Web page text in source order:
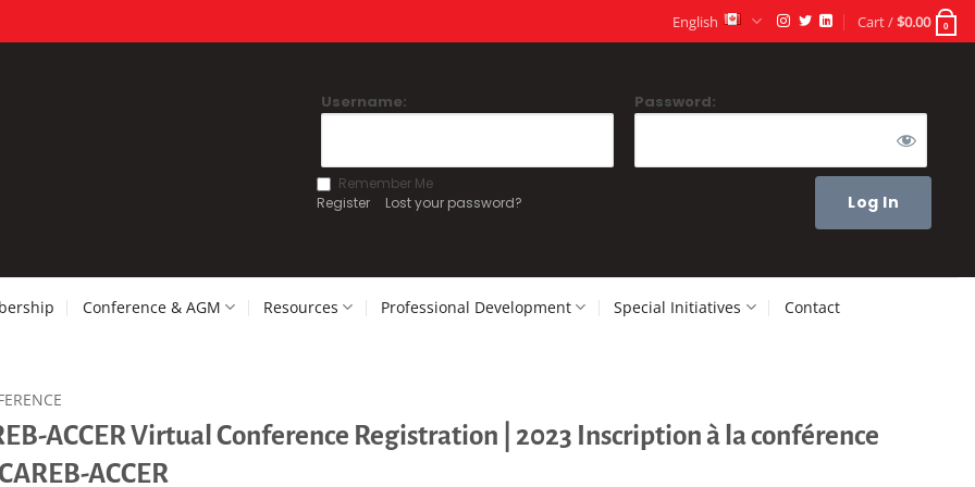
English Cart /$0.00 0
Username: Password:
Remember Me
Register
Lost your password?
Conference & AGM Resources Professional Development Special Initiatives Contact
ACCER Virtual Conference Registration | 2023 Inscription à la conférence
ACCER